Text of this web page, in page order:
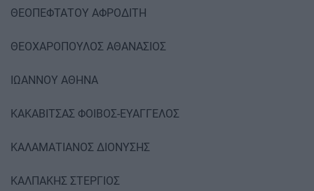
ΘΕΟΠΕΦΤΑΤΟΥ ΑΦΡΟΔΙΤΗ
ΘΕΟΧΑΡΟΠΟΥΛΟΣ ΑΘΑΝΑΣΙΟΣ
ΙΩΑΝΝΟΥ ΑΘΗΝΑ
ΚΑΚΑΒΙΤΣΑΣ ΦΟΙΒΟΣ-ΕΥΑΓΓΕΛΟΣ
ΚΑΛΑΜΑΤΙΑΝΟΣ ΔΙΟΝΥΣΗΣ
ΚΑΛΠΑΚΗΣ ΣΤΕΡΓΙΟΣ